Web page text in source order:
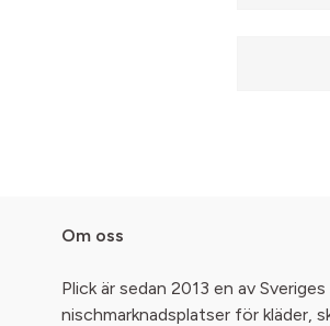
Om oss
Plick är sedan 2013 en av
nischmarknadsplatser för kläder,